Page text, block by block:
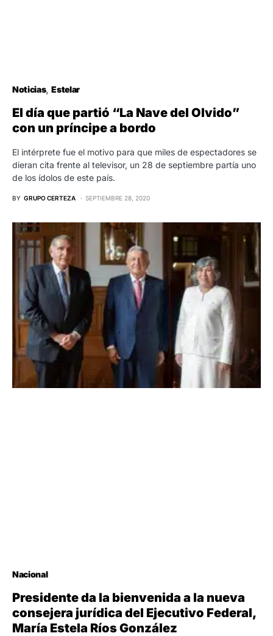
Noticias Estelar
El día que partió “La Nave del Olvido”
con un príncipe a bordo
El intérprete fue el motivo para que miles de espectadores se
dieran cita frente al televisor, un 28 de septiembre partía uno
de los ídolos de este país.
BY GRUPO CERTEZA SEPTIEMBRE 28, 2020
Nacional
Presidente da la bienvenida a la nueva
consejera jurídica del Ejecutivo Federal,
María Estela Ríos González